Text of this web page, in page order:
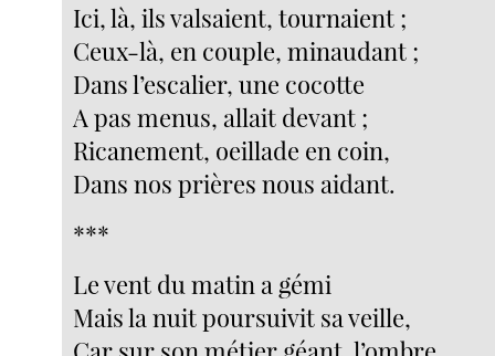
Ici, là, ils valsaient, tournaient ;
Ceux-là, en couple, minaudant ;
Dans l’escalier, une cocotte
A pas menus, allait devant ;
Ricanement, oeillade en coin,
Dans nos prières nous aidant.
***
Le vent du matin a gémi
Mais la nuit poursuivit sa veille,